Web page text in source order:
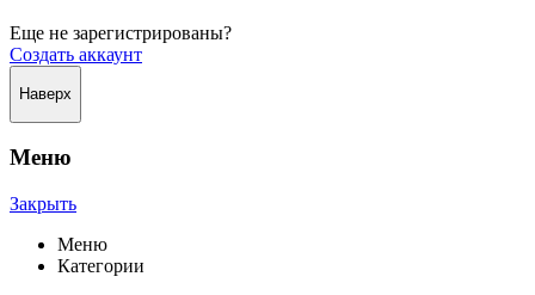
Еще не зарегистрированы?
Создать аккаунт
Наверх
Меню
Закрыть
Меню
Категории